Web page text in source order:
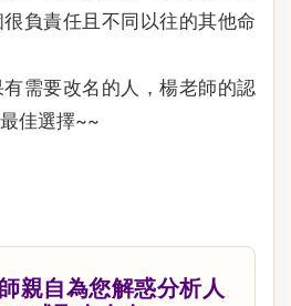
負責任且不同以往的其他命
需要改名的人，楊老師的認
佳選擇~~
親自為您解惑分析人